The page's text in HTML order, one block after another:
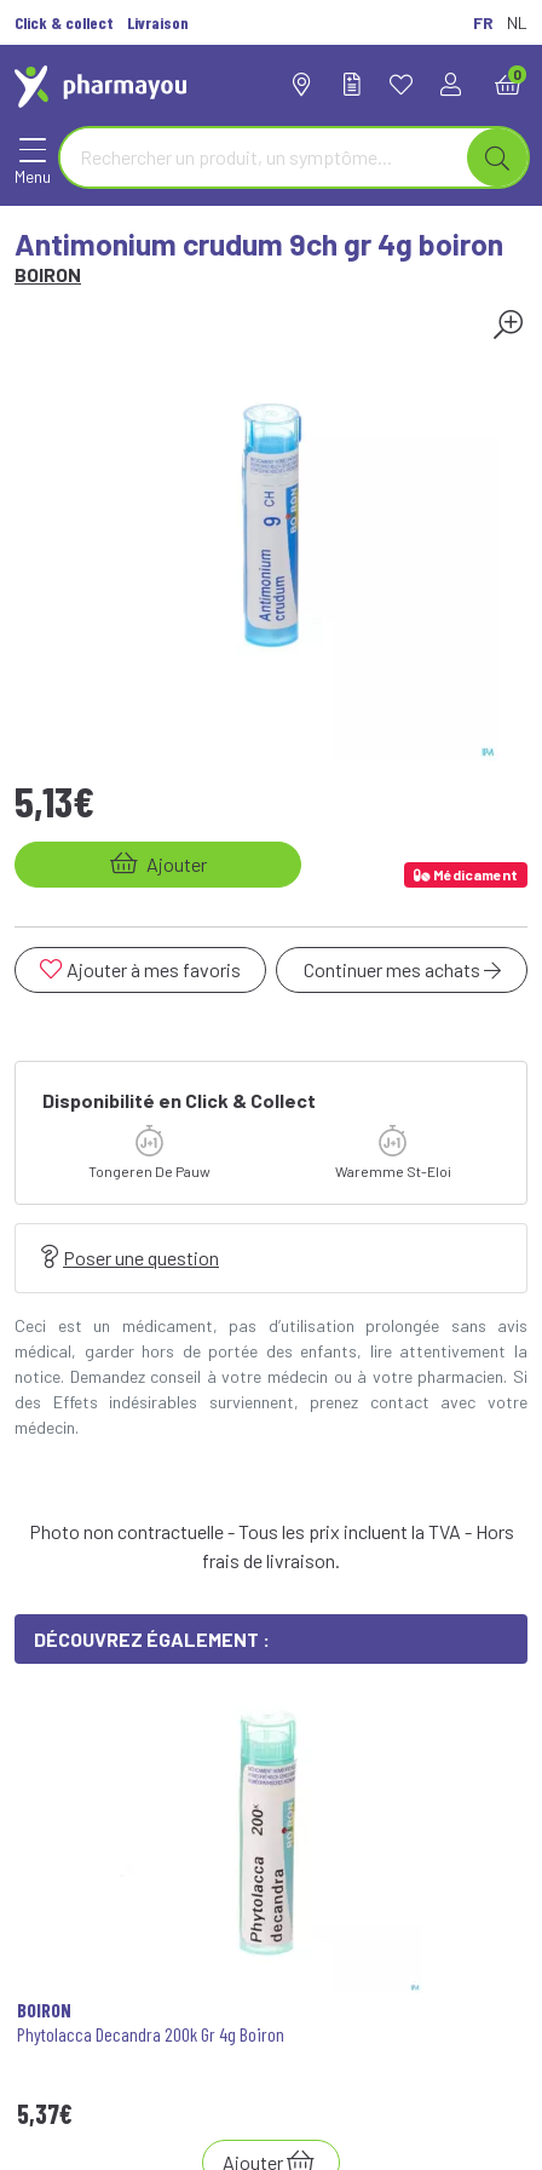
Click & collect Livraison FR NL
0
Menu
Antimonium crudum 9ch gr 4g boiron
BOIRON
5,13€
Ajouter Médicament
Ajouter à mes favoris Continuer mes achats
Disponibilité en Click & Collect
Tongeren De Pauw Waremme St-Eloi
Poser une question
Ceci est un médicament, pas d’utilisation prolongée sans avis
médical, garder hors de portée des enfants, lire attentivement la
notice. Demandez conseil à votre médecin ou à votre pharmacien. Si
des Effets indésirables surviennent, prenez contact avec votre
médecin.
Photo non contractuelle - Tous les prix incluent la TVA - Hors
frais de livraison.
DÉCOUVREZ ÉGALEMENT :
BOIRON
Phytolacca Decandra 200k Gr 4g Boiron
5,37€
Ajouter